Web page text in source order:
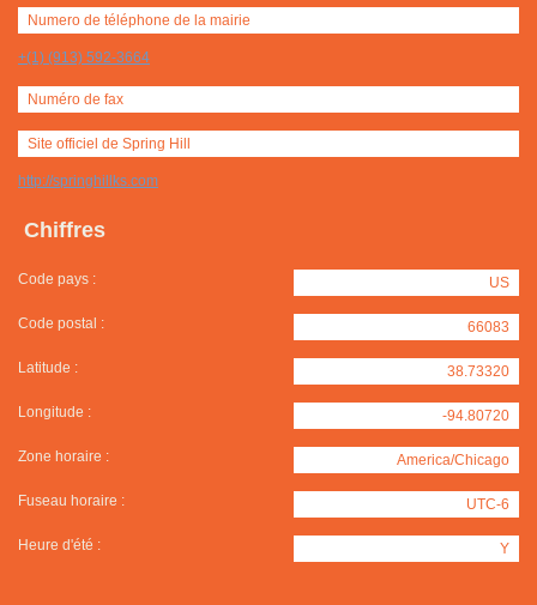
Numero de téléphone de la mairie
+(1) (913) 592-3664
Numéro de fax
Site officiel de Spring Hill
http://springhillks.com
Chiffres
Code pays : US
Code postal : 66083
Latitude : 38.73320
Longitude : -94.80720
Zone horaire : America/Chicago
Fuseau horaire : UTC-6
Heure d'été : Y